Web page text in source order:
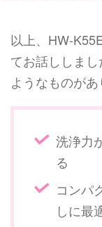
以上、HW-
てお話ししま
ようなものがあ
洗浄力
る
コンパ
しに最